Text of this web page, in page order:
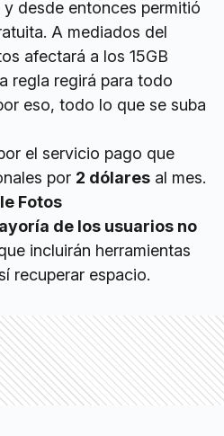
desde entonces permitió
A mediados del
afectará a los 15GB
regla regirá para todo
eso, todo lo que se suba
el servicio pago que
por 2 dólares al mes.
Fotos
de los usuarios no
incluirán herramientas
recuperar espacio.